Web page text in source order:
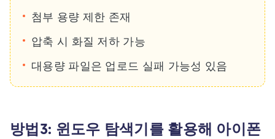
첨부 용량 제한 존재
압축 시 화질 저하 가능
대용량 파일은 업로드 실패 가능성 있음
방법3: 윈도우 탐색기를 활용해 아이폰